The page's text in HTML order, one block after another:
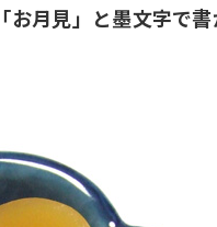
月見」と墨文字で